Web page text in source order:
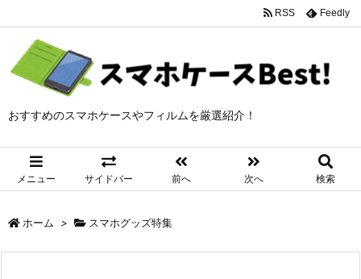
おすすめのスマホケースやフィルムを厳選紹介！
メニュー サイドバー 前へ 次へ 検索
RSS Feedly
ホーム > スマホグッズ特集